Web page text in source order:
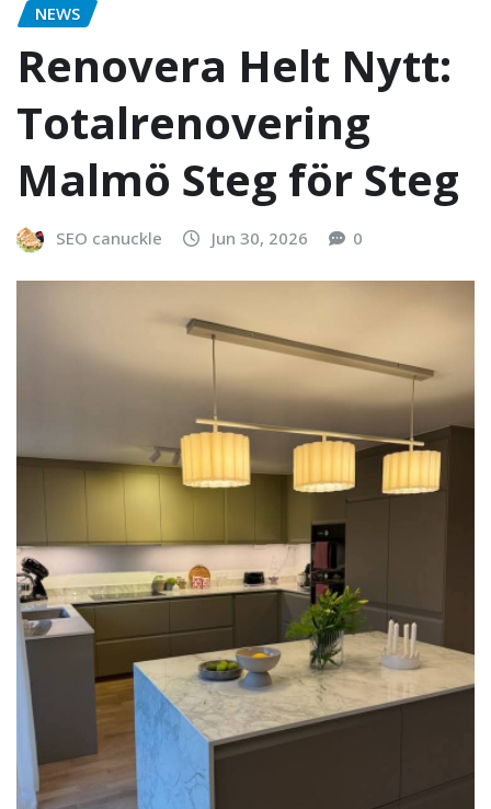
NEWS
Renovera Helt Nytt:
Totalrenovering
Malmö Steg för Steg
SEO canuckle Jun 30, 2026 0